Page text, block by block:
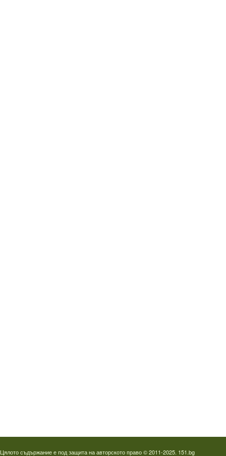
Цялото съдържание е под защита на авторското право © 2011-2025. 151.bg